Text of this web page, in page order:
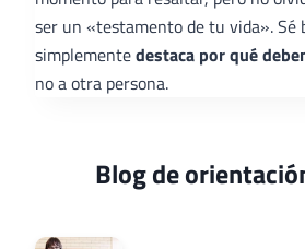
ser un «testamento de tu vida». Sé
simplementedestaca por qué
no a otra persona.
Blog de